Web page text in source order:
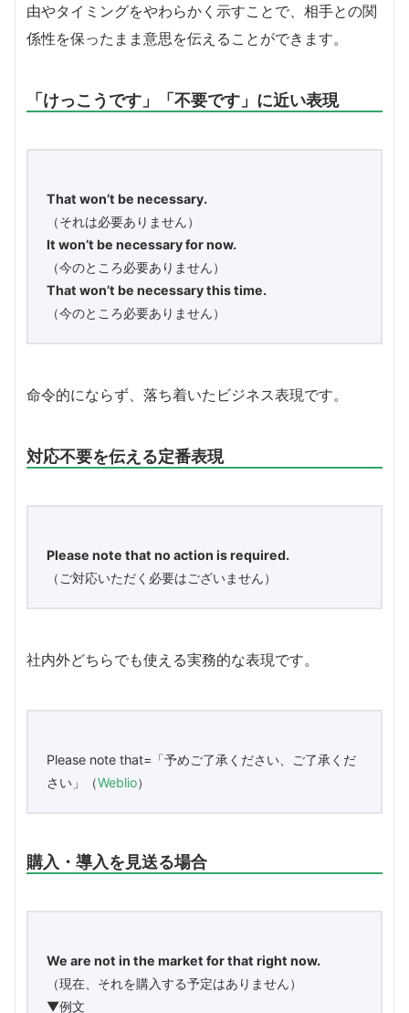
由やタイミングをやわらかく示すことで、相手との関
係性を保ったまま意思を伝えることができます。
「けっこうです」「不要です」に近い表現
That won’t be necessary.
（それは必要ありません）
It won’t be necessary for now.
（今のところ必要ありません）
That won’t be necessary this time.
（今のところ必要ありません）
命令的にならず、落ち着いたビジネス表現です。
対応不要を伝える定番表現
Please note that no action is required.
（ご対応いただく必要はございません）
社内外どちらでも使える実務的な表現です。
Please note that=「予めご了承ください、ご了承くだ
さい」（Weblio）
購入・導入を見送る場合
We are not in the market for that right now.
（現在、それを購入する予定はありません）
▼例文